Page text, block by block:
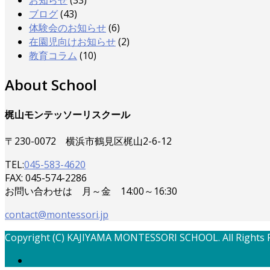
ブログ(43)
体験会のお知らせ(6)
在園児向けお知らせ(2)
教育コラム (10)
About School
梶山モンテッソーリスクール
〒230-0072 横浜市鶴見区梶山2-6-12
TEL:045-583-4620
FAX: 045-574-2286
お問い合わせは 月～金 14:00～16:30
contact@montessori.jp
Copyright (C) KAJIYAMA MONTESSORI SCHOOL. All Rights